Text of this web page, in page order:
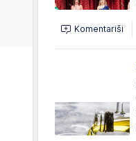
Komentariši